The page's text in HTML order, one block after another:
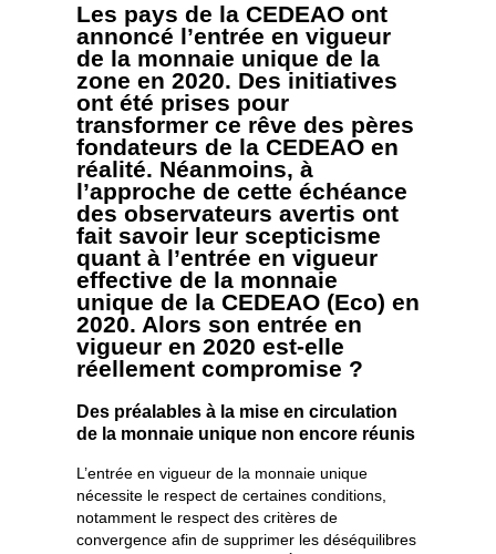
Les pays de la CEDEAO ont
annoncé l’entrée en vigueur
de la monnaie unique de la
zone en 2020. Des initiatives
ont été prises pour
transformer ce rêve des pères
fondateurs de la CEDEAO en
réalité. Néanmoins, à
l’approche de cette échéance
des observateurs avertis ont
fait savoir leur scepticisme
quant à l’entrée en vigueur
effective de la monnaie
unique de la CEDEAO (Eco) en
2020. Alors son entrée en
vigueur en 2020 est-elle
réellement compromise ?
Des préalables à la mise en circulation
de la monnaie unique non encore réunis
L’entrée en vigueur de la monnaie unique
nécessite le respect de certaines conditions,
notamment le respect des critères de
convergence afin de supprimer les déséquilibres